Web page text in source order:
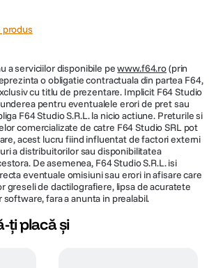
a serviciilor disponibile pewww.f64.ro(prin
o obligatie contractuala din partea F64,
cu titlu de prezentare. Implicit F64 Studio
pentru eventualele erori de pret sau
F64 Studio S.R.L. la nicio actiune. Preturile si
comercializate de catre F64 Studio SRL pot
acest lucru fiind influentat de factori externi
a distribuitorilor sau disponibilitatea
De asemenea, F64 Studio S.R.L. isi
eventuale omisiuni sau erori in afisare care
greseli de dactilografiere, lipsa de acuratete
fara a anunta in prealabil.
ți placă și